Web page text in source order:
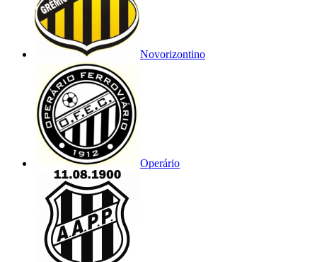
Novorizontino
Operário